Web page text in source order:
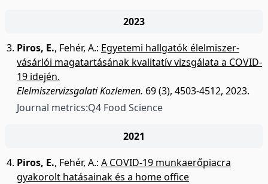
2023
Piros, E., Fehér, A.: Egyetemi hallgatók élelmiszer-
vásárlói magatartásának kvalitatív vizsgálata a COVID-
19 idején.
Elelmiszervizsgalati Kozlemen. 69 (3), 4503-4512, 2023.
Journal metrics:Q4 Food Science
2021
Piros, E., Fehér, A.: A COVID-19 munkaerőpiacra
gyakorolt hatásainak és a home office